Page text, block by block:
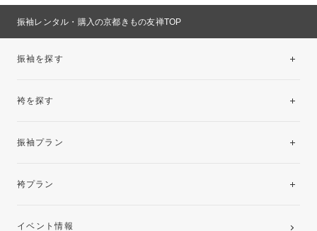
振袖レンタル・購入の京都きもの友禅TOP
振袖を探す
袴を探す
振袖プラン
レンタルプラン
袴プラン
卒業袴レンタルプラン
イベント情報